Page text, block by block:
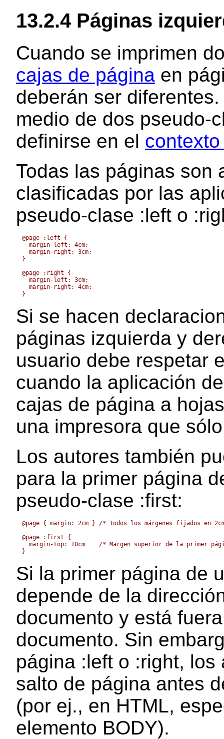
13.2.4 Páginas
Cuando se imprimen
cajas de página en
deberán ser
medio de dos pseudo-
definirse en el
Todas las páginas son
clasificadas por las
pseudo-clase :left o
@page :left {
  margin-left: 4cm;
  margin-right: 3cm;
}
@page :right {
  margin-left: 3cm;
  margin-right: 4cm;
Si se hacen
páginas izquierda y
usuario debe respetar
cuando la aplicación
cajas de página a
una impresora que
Los autores también
para la primer página
pseudo-clase :first:
@page { margin: 2cm } /* Todos los márgenes fijados en
@page :first {
margin-top: 10cm    /* Margen superior de la primer
Si la primer página de
depende de la
documento y está
documento. Sin
página :left o :right,
salto de página antes
(por ej., en HTML,
elemento BODY).